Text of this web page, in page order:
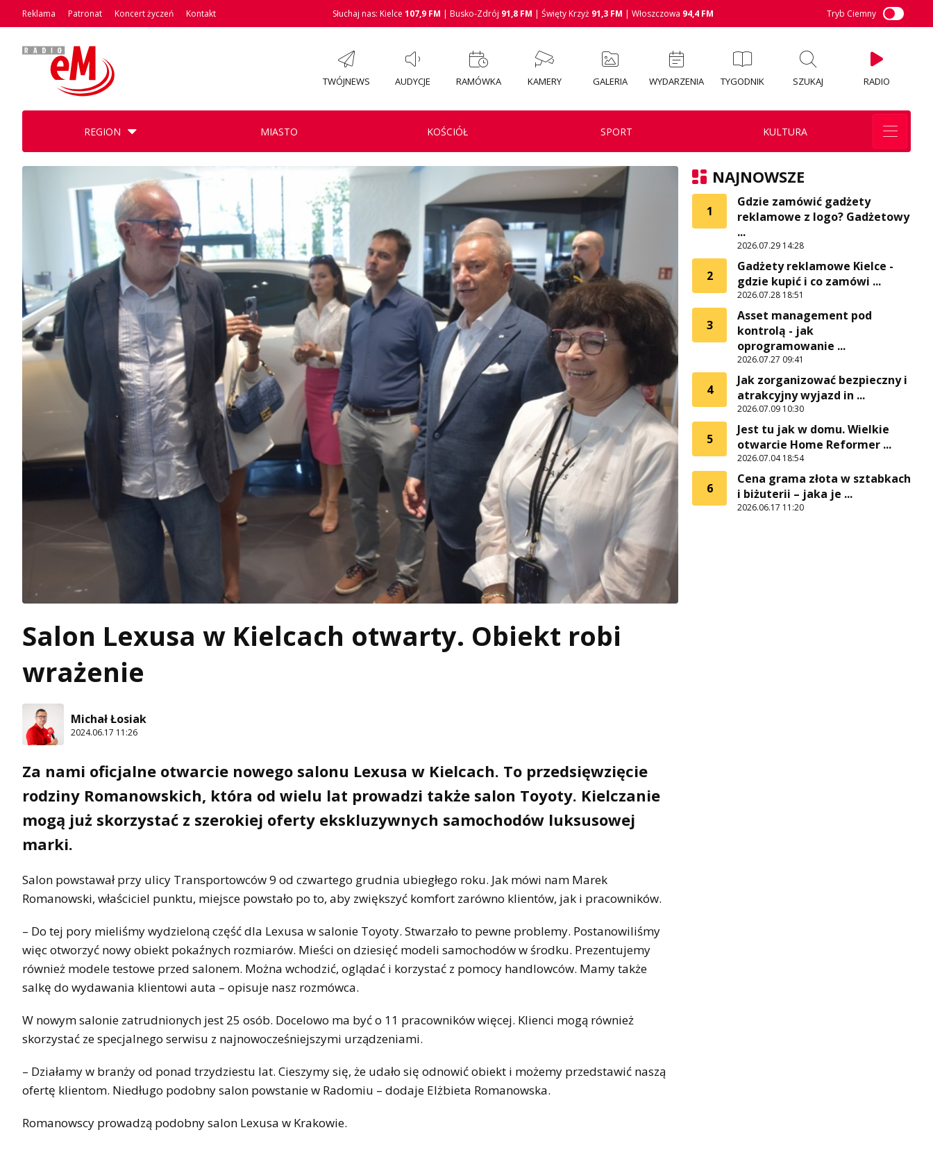
Reklama Patronat Koncert życzeń Kontakt Słuchaj nas: Kielce 107,9 FM | Busko-Zdrój 91,8 FM | Święty Krzyż 91,3 FM | Włoszczowa 94,4 FM Tryb Ciemny
TWÓJNEWS AUDYCJE RAMÓWKA KAMERY GALERIA WYDARZENIA TYGODNIK SZUKAJ RADIO
REGION MIASTO KOŚCIÓŁ SPORT KULTURA
Salon Lexusa w Kielcach otwarty. Obiekt robi
wrażenie
Michał Łosiak
2024.06.17 11:26
Za nami oficjalne otwarcie nowego salonu Lexusa w Kielcach. To przedsięwzięcie
rodziny Romanowskich, która od wielu lat prowadzi także salon Toyoty. Kielczanie
mogą już skorzystać z szerokiej oferty ekskluzywnych samochodów luksusowej
marki.
Salon powstawał przy ulicy Transportowców 9 od czwartego grudnia ubiegłego roku. Jak mówi nam Marek
Romanowski, właściciel punktu, miejsce powstało po to, aby zwiększyć komfort zarówno klientów, jak i pracowników.
– Do tej pory mieliśmy wydzieloną część dla Lexusa w salonie Toyoty. Stwarzało to pewne problemy. Postanowiliśmy
więc otworzyć nowy obiekt pokaźnych rozmiarów. Mieści on dziesięć modeli samochodów w środku. Prezentujemy
również modele testowe przed salonem. Można wchodzić, oglądać i korzystać z pomocy handlowców. Mamy także
salkę do wydawania klientowi auta – opisuje nasz rozmówca.
W nowym salonie zatrudnionych jest 25 osób. Docelowo ma być o 11 pracowników więcej. Klienci mogą również
skorzystać ze specjalnego serwisu z najnowocześniejszymi urządzeniami.
– Działamy w branży od ponad trzydziestu lat. Cieszymy się, że udało się odnowić obiekt i możemy przedstawić naszą
ofertę klientom. Niedługo podobny salon powstanie w Radomiu – dodaje Elżbieta Romanowska.
Romanowscy prowadzą podobny salon Lexusa w Krakowie.
NAJNOWSZE
1
Gdzie zamówić gadżety
reklamowe z logo? Gadżetowy
...
2026.07.29 14:28
2
Gadżety reklamowe Kielce -
gdzie kupić i co zamówi ...
2026.07.28 18:51
3
Asset management pod
kontrolą - jak
oprogramowanie ...
2026.07.27 09:41
4
Jak zorganizować bezpieczny i
atrakcyjny wyjazd in ...
2026.07.09 10:30
5
Jest tu jak w domu. Wielkie
otwarcie Home Reformer ...
2026.07.04 18:54
6
Cena grama złota w sztabkach
i biżuterii – jaka je ...
2026.06.17 11:20